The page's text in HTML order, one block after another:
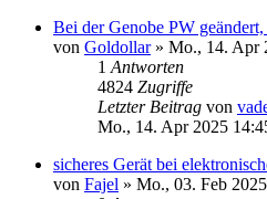
Bei der Genobe PW
von Goldollar» Mo., 14. Apr
1 Antworten
4824 Zugriffe
Letzter Beitrag von
Mo., 14. Apr 2025
sicheres Gerät bei
von Fajel » Mo., 03. Feb